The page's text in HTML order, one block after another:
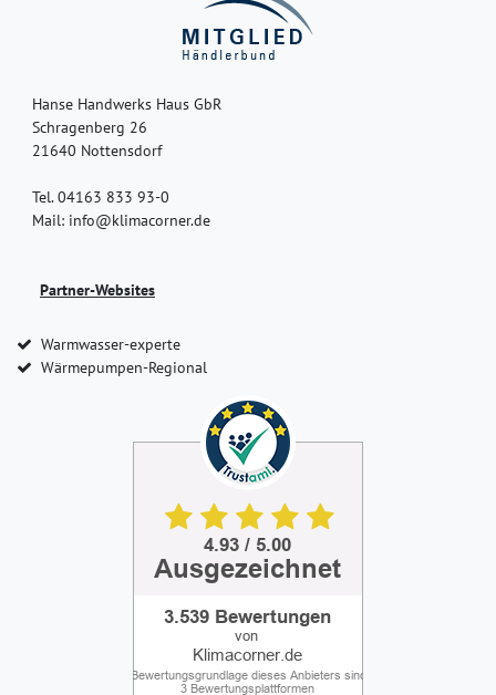
Hanse Handwerks Haus GbR
Schragenberg 26
21640 Nottensdorf
Tel. 04163 833 93-0
Mail: info@klimacorner.de
Partner-Websites
Warmwasser-experte
Wärmepumpen-Regional